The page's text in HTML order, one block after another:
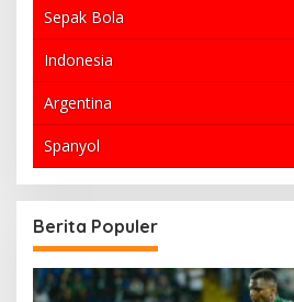
Sepak Bola
Indonesia
Argentina
Spanyol
Berita Populer